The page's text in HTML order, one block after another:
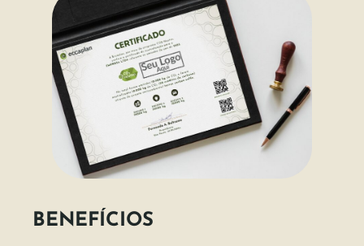
BENEFÍCIOS